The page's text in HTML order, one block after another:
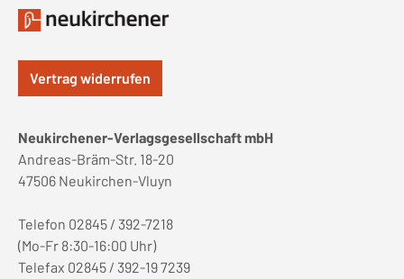
Vertrag widerrufen
Neukirchener-Verlagsgesellschaft mbH
Andreas-Bräm-Str. 18-20
47506 Neukirchen-Vluyn
Telefon 02845 / 392-7218
(Mo-Fr 8:30-16:00 Uhr)
Telefax 02845 / 392-19 7239